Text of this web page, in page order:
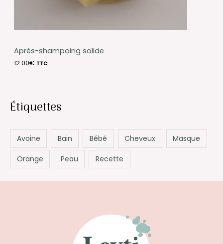
Après-shampoing solide
12.00€ TTC
Étiquettes
Avoine Bain Bébé Cheveux Masque
Orange Peau Recette